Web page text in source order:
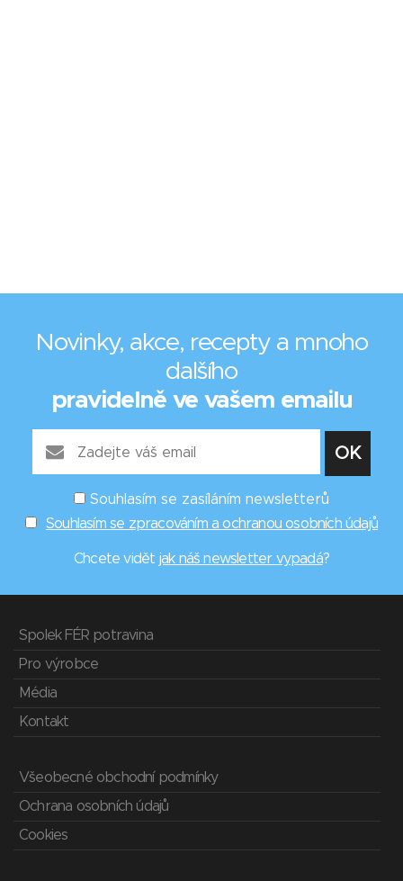
Novinky, akce, recepty a mnoho
dalšího
pravidelně ve vašem emailu
Souhlasím se zasíláním newsletterů
Souhlasím se zpracováním a ochranou osobních údajů
Chcete vidět jak náš newsletter vypadá?
Spolek FÉR potravina
Pro výrobce
Média
Kontakt
Všeobecné obchodní podmínky
Ochrana osobních údajů
Cookies